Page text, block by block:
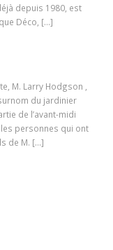
depuis 1980, est
Déco, […]
M. Larry Hodgson ,
du jardinier
de l’avant-midi
personnes qui ont
de M. […]